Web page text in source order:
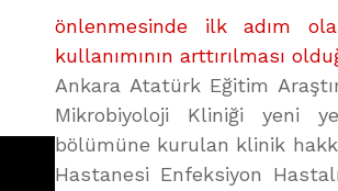
önlenmesinde ilk adım
kullanımının arttırılması
Ankara Atatürk Eğitim
Mikrobiyoloji Kliniği yeni
bölümüne kurulan klinik
Hastanesi Enfeksiyon